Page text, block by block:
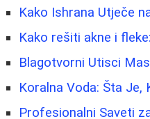
Kako Ishrana Utječe
Kako rešiti akne i
Blagotvorni Utisci
Koralna Voda: Šta Je,
Profesionalni Saveti